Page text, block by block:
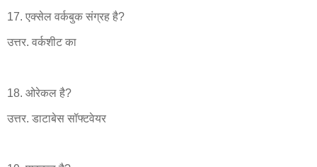
17. एक्सेल वर्कबुक संग्रह है?
उत्तर. वर्कशीट का
18. ओरेकल है?
उत्तर. डाटाबेस सॉफ्टवेयर